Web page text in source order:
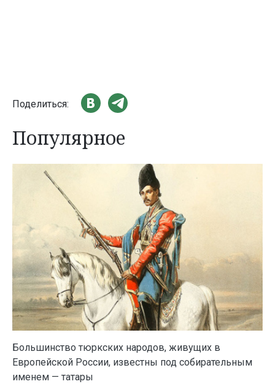
Поделиться:
Популярное
Большинство тюркских народов, живущих в
Европейской России, известны под собирательным
именем — татары